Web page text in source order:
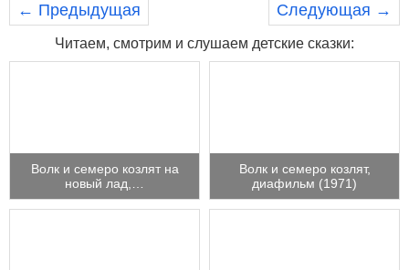
← Предыдущая Следующая →
Читаем, смотрим и слушаем детские сказки:
Волк и семеро козлят на
новый лад,…
Волк и семеро козлят,
диафильм (1971)